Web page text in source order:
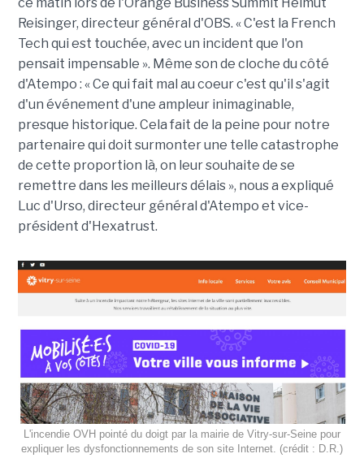
Reisinger, directeur général d'OBS. « C'est la French
Tech qui est touchée, avec un incident que l'on
pensait impensable ». Même son de cloche du côté
d'Atempo : « Ce qui fait mal au coeur c'est qu'il s'agit
d'un événement d'une ampleur inimaginable,
presque historique. Cela fait de la peine pour notre
partenaire qui doit surmonter une telle catastrophe
de cette proportion là, on leur souhaite de se
remettre dans les meilleurs délais », nous a expliqué
Luc d'Urso, directeur général d'Atempo et vice-
président d'Hexatrust.
L'incendie OVH pointé du doigt par la mairie de Vitry-sur-Seine pour
expliquer les dysfonctionnements de son site Internet. (crédit : D.R.)